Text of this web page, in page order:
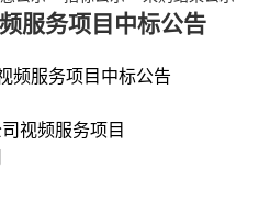
服务项目中标公告
频服务项目中标公告
视频服务项目